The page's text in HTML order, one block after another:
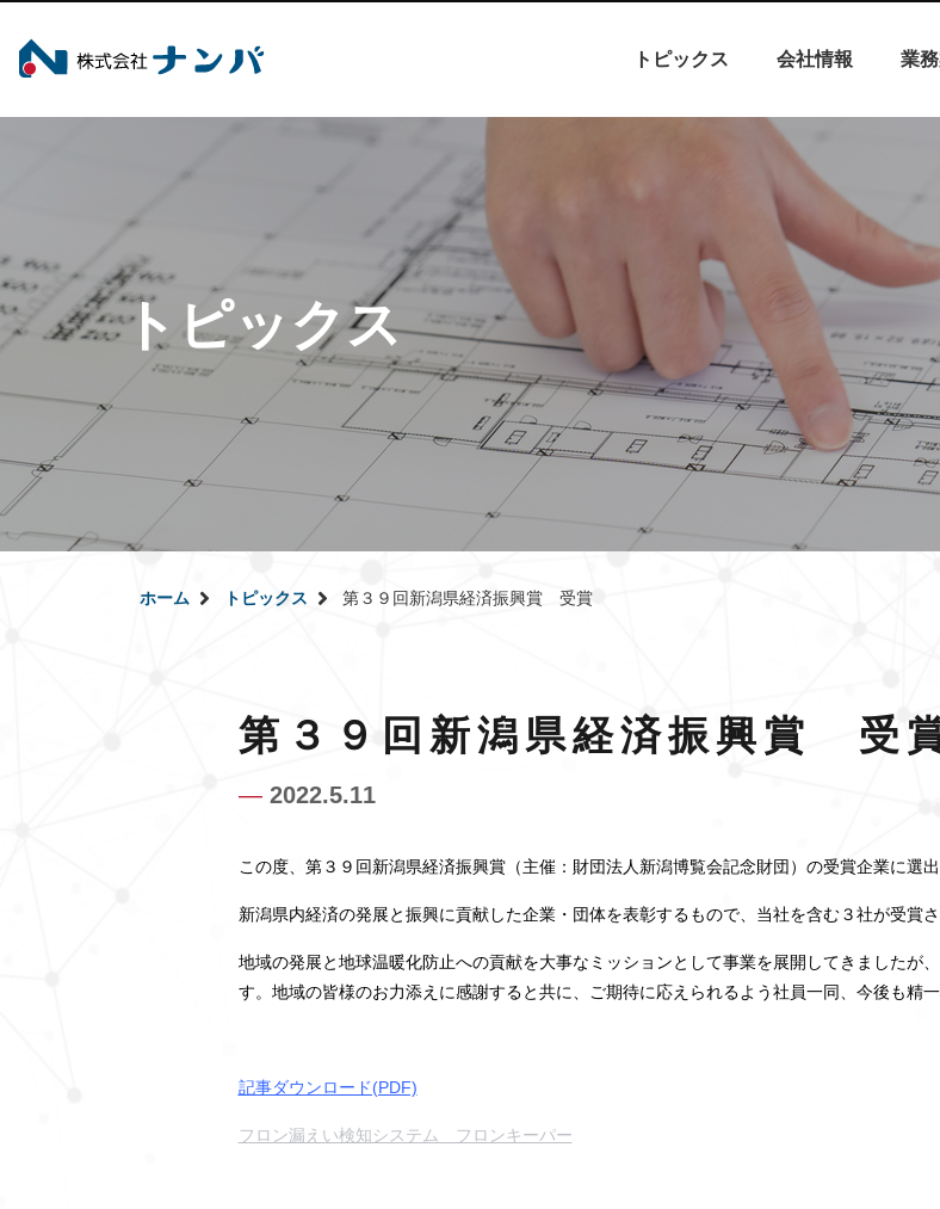
トピックス 会社情報 業
トピックス
ホーム トピックス 第３９回新潟県経済振興賞 受賞
第３９回新潟県経済振興賞 受
―2022.5.11
この度、第３９回新潟県経済振興賞（主催：財団法人新潟博覧会記念財団）の受賞企業に選出
新潟県内経済の発展と振興に貢献した企業・団体を表彰するもので、当社を含む３社が受賞さ
地域の発展と地球温暖化防止への貢献を大事なミッションとして事業を展開してきましたが
す。地域の皆様のお力添えに感謝すると共に、ご期待に応えられるよう社員一同、今後も精一
記事ダウンロード(PDF)
フロン漏えい検知システム フロンキーパー